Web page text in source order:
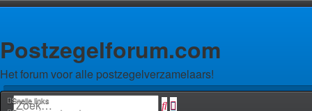
Postzegelforum.com
Het forum voor alle postzegelverzamelaars!
Zoek
Snelle links